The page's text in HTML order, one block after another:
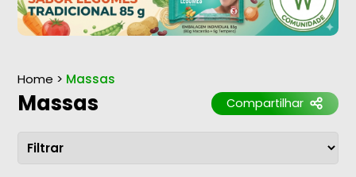
Home > Massas
Massas Compartilhar